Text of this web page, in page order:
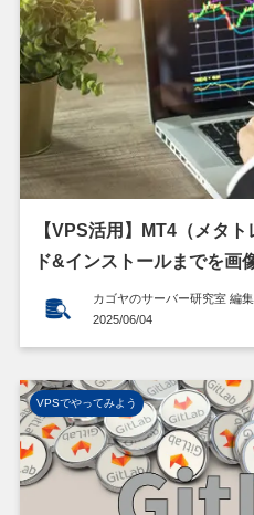
【VPS活用】MT4（メタ
ド&インストールまでを画
カゴヤのサーバー研究室 編
2025/06/04
VPSでやってみよう